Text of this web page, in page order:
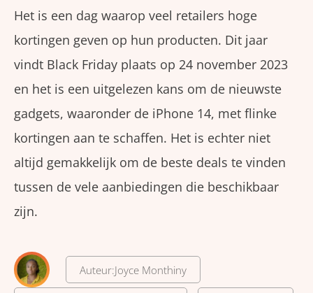
Het is een dag waarop veel retailers hoge
kortingen geven op hun producten. Dit jaar
vindt Black Friday plaats op 24 november 2023
en het is een uitgelezen kans om de nieuwste
gadgets, waaronder de iPhone 14, met flinke
kortingen aan te schaffen. Het is echter niet
altijd gemakkelijk om de beste deals te vinden
tussen de vele aanbiedingen die beschikbaar
zijn.
Auteur:Joyce Monthiny